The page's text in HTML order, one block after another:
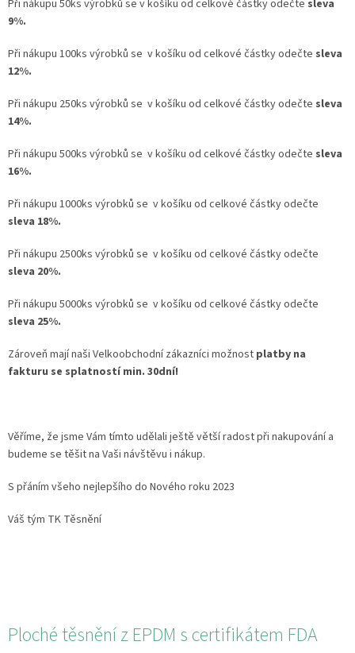
Při nákupu 50ks výrobků se v košíku od celkové částky odečte sleva
9%.
Při nákupu 100ks výrobků se v košíku od celkové částky odečte sleva
12%.
Při nákupu 250ks výrobků se v košíku od celkové částky odečte sleva
14%.
Při nákupu 500ks výrobků se v košíku od celkové částky odečte sleva
16%.
Při nákupu 1000ks výrobků se v košíku od celkové částky odečte
sleva 18%.
Při nákupu 2500ks výrobků se v košíku od celkové částky odečte
sleva 20%.
Při nákupu 5000ks výrobků se v košíku od celkové částky odečte
sleva 25%.
Zároveň mají naši Velkoobchodní zákazníci možnost platby na
fakturu se splatností min. 30dní!
Věříme, že jsme Vám tímto udělali ještě větší radost při nakupování a
budeme se těšit na Vaši návštěvu i nákup.
S přáním všeho nejlepšího do Nového roku 2023
Váš tým TK Těsnění
Ploché těsnění z EPDM s certifikátem FDA